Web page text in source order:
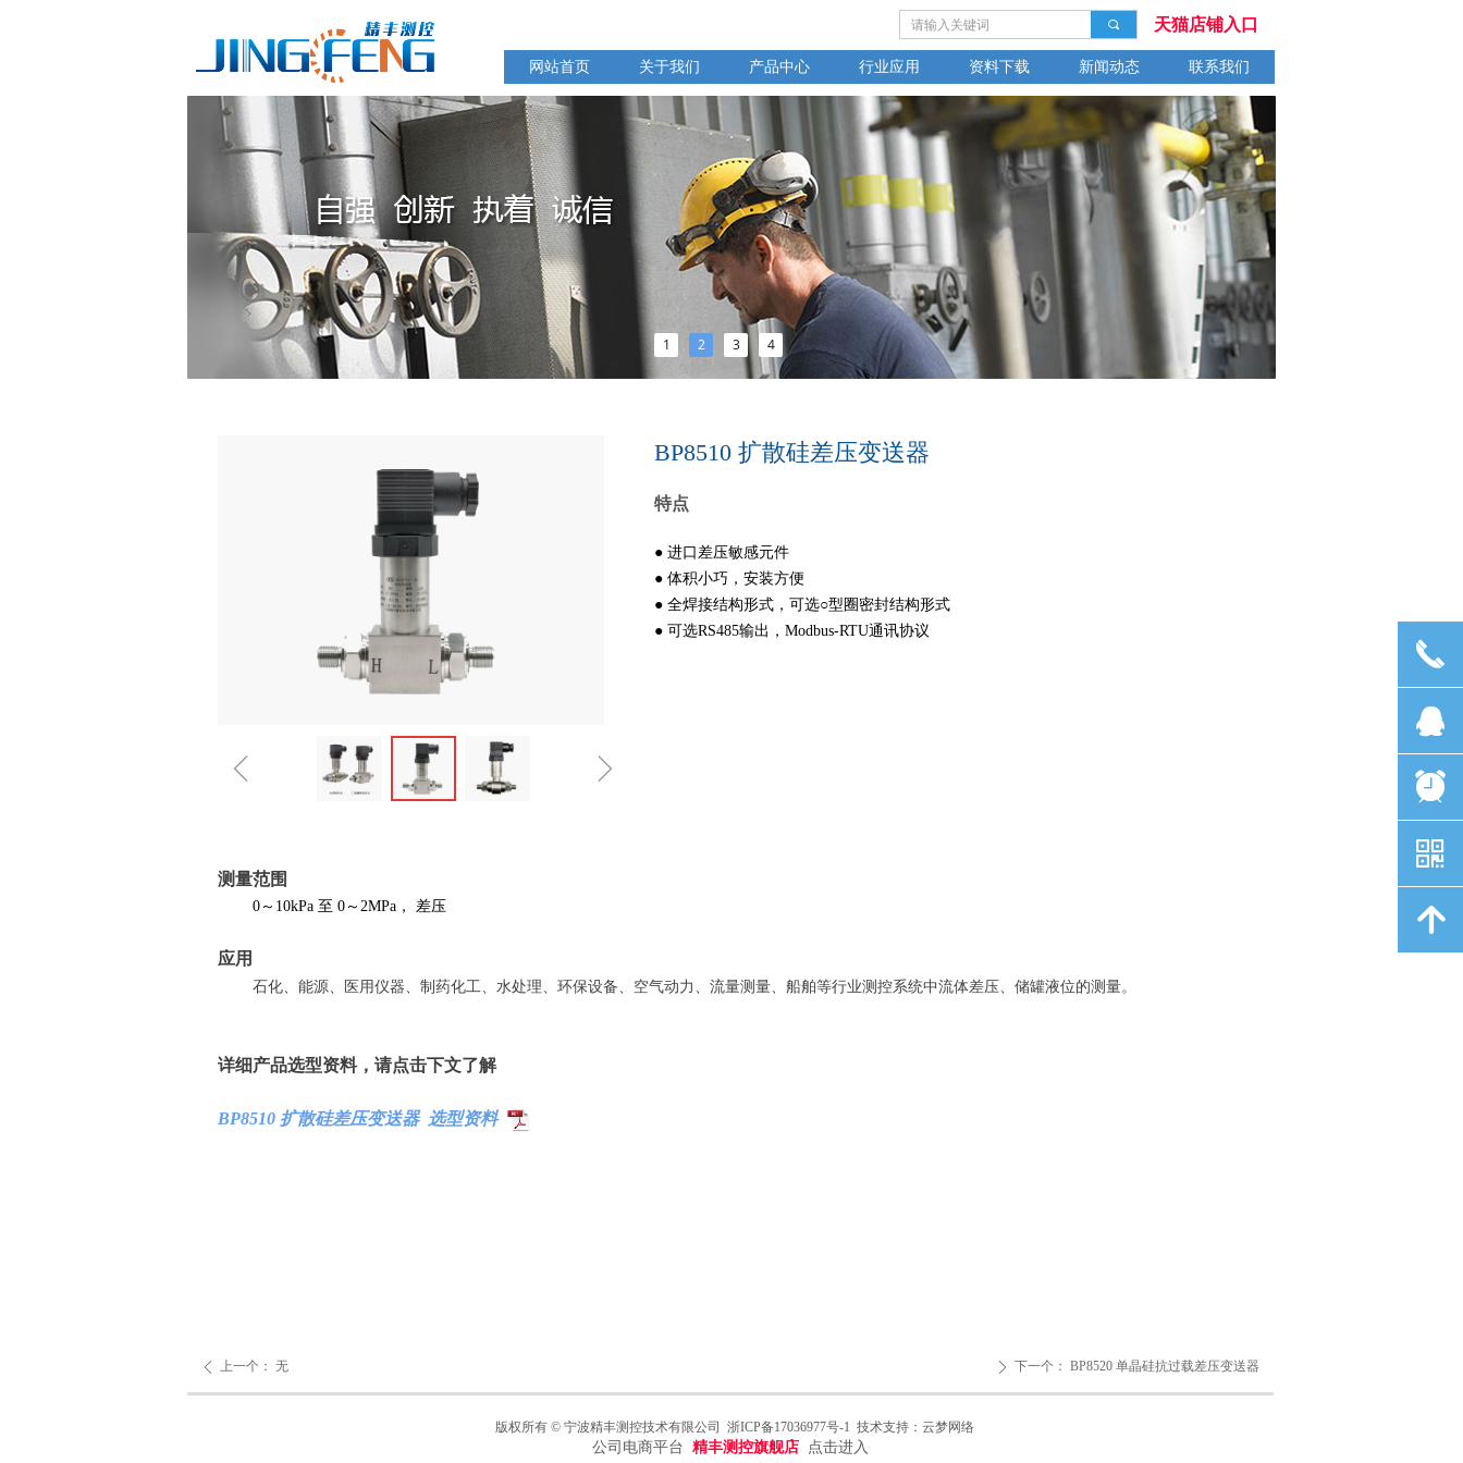
끠
网站首页 关于我们 产品中心 行业应用 资料下载 新闻动态 联系我们
天猫店铺入口
1 2 3 4
ꁆ ꁇ
BP8510 扩散硅差压变送器
ꄴ 上一个： 无 ꄲ 下一个： BP8520 单晶硅抗过载差压变送器
测量范围
0～10kPa 至 0～2MPa， 差压
应用
石化、能源、医用仪器、制药化工、水处理、环保设备、空气动力、流量测量、船舶等行业测控系统中流体差压、储罐液位的测量。
详细产品选型资料，请点击下文了解
BP8510 扩散硅差压变送器 选型资料
● 进口差压敏感元件
● 体积小巧，安装方便
● 全焊接结构形式，可选○型圈密封结构形式
● 可选RS485输出，Modbus-RTU通讯协议
特点
版权所有 © 宁波精丰测控技术有限公司 浙ICP备17036977号-1 技术支持：云梦网络
公司电商平台 精丰测控旗舰店 点击进入
끅
뀩
뀥
낃
녕